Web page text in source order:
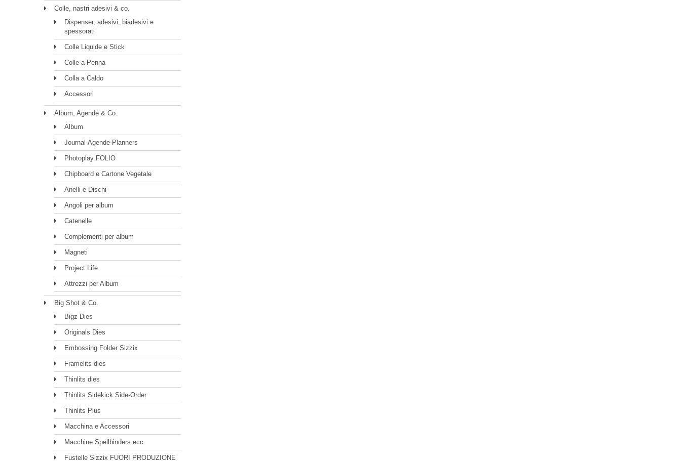
Colle, nastri adesivi & co.
Dispenser, adesivi, biadesivi e
spessorati
Colle Liquide e Stick
Colle a Penna
Colla a Caldo
Accessori
Album, Agende & Co.
Album
Journal-Agende-Planners
Photoplay FOLIO
Chipboard e Cartone Vegetale
Anelli e Dischi
Angoli per album
Catenelle
Complementi per album
Magneti
Project Life
Attrezzi per Album
Big Shot & Co.
Bigz Dies
Originals Dies
Embossing Folder Sizzix
Framelits dies
Thinlits dies
Thinlits Sidekick Side-Order
Thinlits Plus
Macchina e Accessori
Macchine Spellbinders ecc
Fustelle Sizzix FUORI PRODUZIONE